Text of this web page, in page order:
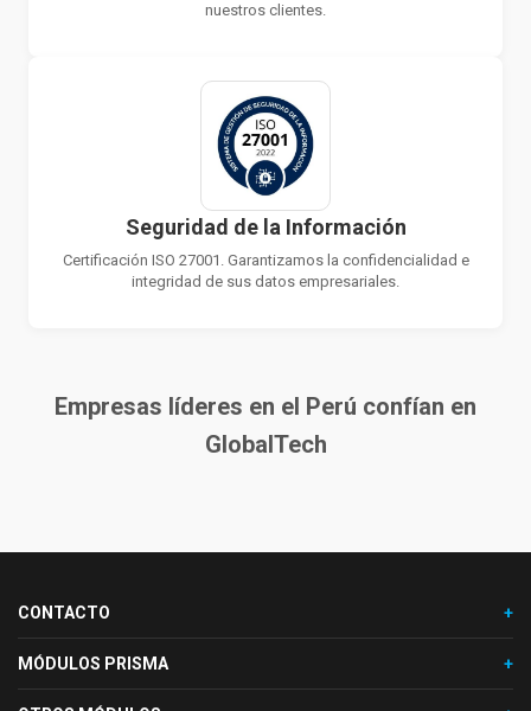
nuestros clientes.
Seguridad de la Información
Certificación ISO 27001. Garantizamos la confidencialidad e
integridad de sus datos empresariales.
Empresas líderes en el Perú confían en
GlobalTech
CONTACTO
MÓDULOS PRISMA